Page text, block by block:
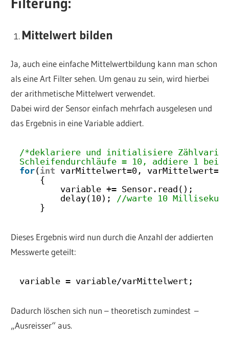
Mittelwert bilden
Ja, auch eine einfache Mittelwertbildung kann man schon
als eine Art Filter sehen. Um genau zu sein, wird hierbei
der arithmetische Mittelwert verwendet.
Dabei wird der Sensor einfach mehrfach ausgelesen und
das Ergebnis in eine Variable addiert.
/*deklariere und initialisiere
Schleifendurchläufe = 10, addiere 1 bei
for(int varMittelwert=0, varMittelwert=
{
variable += Sensor.read();
delay(10); //warte 10
}
Dieses Ergebnis wird nun durch die Anzahl der addierten
Messwerte geteilt:
variable = variable/varMittelwert;
Dadurch löschen sich nun – theoretisch zumindest –
„Ausreisser“ aus.